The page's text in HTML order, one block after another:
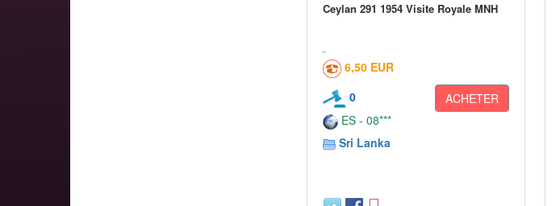
Ceylan 291 1954 Visite Royale MNH
6,50 EUR
0
ACHETER
ES - 08***
Sri Lanka